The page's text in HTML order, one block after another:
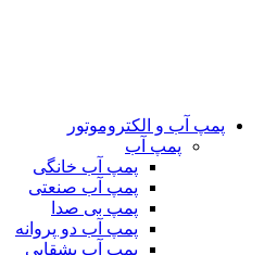
پمپ آب و الکتروموتور
پمپ آب
پمپ آب خانگی
پمپ آب صنعتی
پمپ بی صدا
پمپ آب دو پروانه
پمپ آب بشقابی